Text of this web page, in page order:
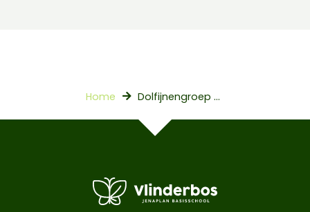
Home Dolfijnengroep (groep 3/4)